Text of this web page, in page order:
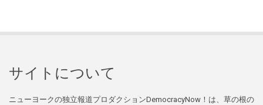
サイトについて
ニューヨークの独立報道プロダクションDemocracyNow！は、草の根の